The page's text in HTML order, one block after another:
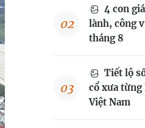
4 con
lành, công
tháng 8
Tiết lộ
cổ xưa từng
Việt Nam